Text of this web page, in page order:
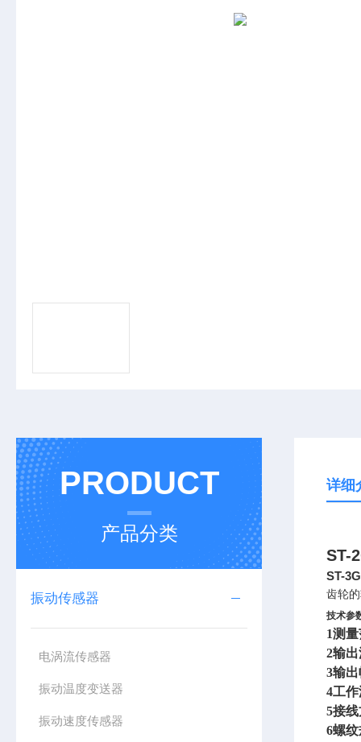
PRODUCT
产品分类
振动传感器
电涡流传感器
振动温度变送器
振动速度传感器
详细
ST-
ST-
齿轮
技术参
1测量
2输
3输出
4工
5接
6螺纹